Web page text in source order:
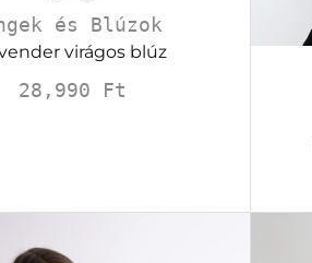
és Blúzok
virágos blúz
28,990 Ft